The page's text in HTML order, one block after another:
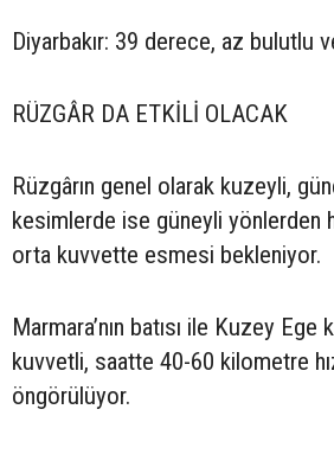
Diyarbakır: 39 derece, az bulutlu
RÜZGÂR DA ETKİLİ OLACAK
Rüzgârın genel olarak kuzeyli,
kesimlerde ise güneyli yönlerden
orta kuvvette esmesi bekleniyor.
Marmara’nın batısı ile Kuzey Ege
kuvvetli, saatte 40-60 kilometre
öngörülüyor.